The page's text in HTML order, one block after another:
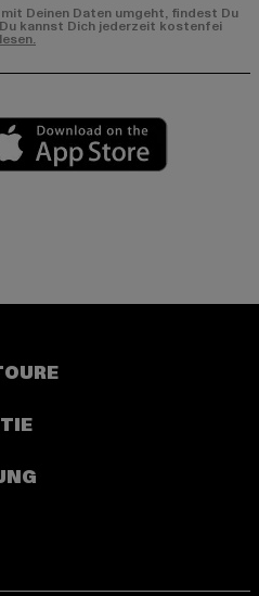
Deinen Daten umgeht, findest Du
kannst Dich jederzeit kostenfei
market